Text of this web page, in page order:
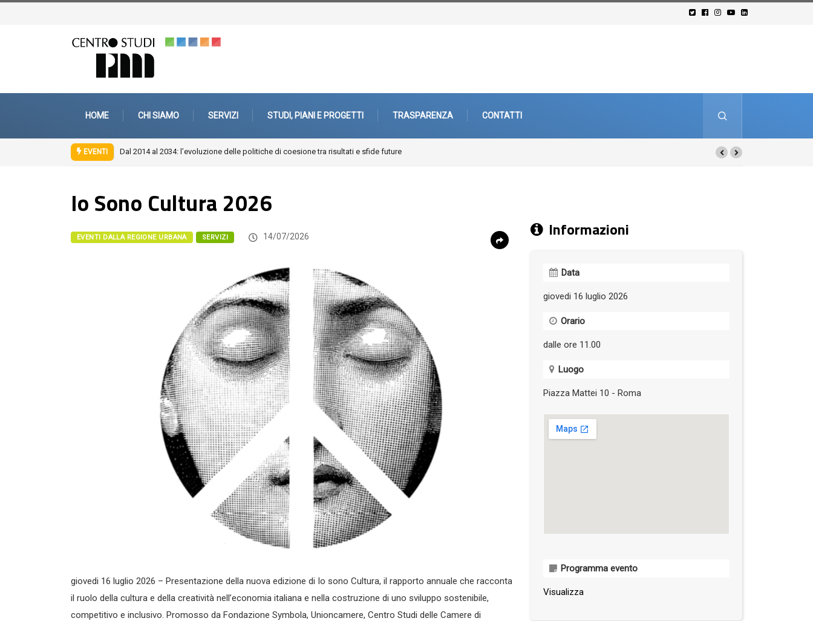
HOME CHI SIAMO SERVIZI STUDI, PIANI E PROGETTI TRASPARENZA CONTATTI
EVENTI Dal 2014 al 2034: l’evoluzione delle politiche di coesione tra risultati e sfide future
Io Sono Cultura 2026
EVENTI DALLA REGIONE URBANA SERVIZI 14/07/2026
giovedi 16 luglio 2026 – Presentazione della nuova edizione di Io sono Cultura, il rapporto annuale che racconta
il ruolo della cultura e della creatività nell’economia italiana e nella costruzione di uno sviluppo sostenibile,
competitivo e inclusivo. Promosso da Fondazione Symbola, Unioncamere, Centro Studi delle Camere di
Informazioni
Data
giovedi 16 luglio 2026
Orario
dalle ore 11.00
Luogo
Piazza Mattei 10 - Roma
Programma evento
Visualizza